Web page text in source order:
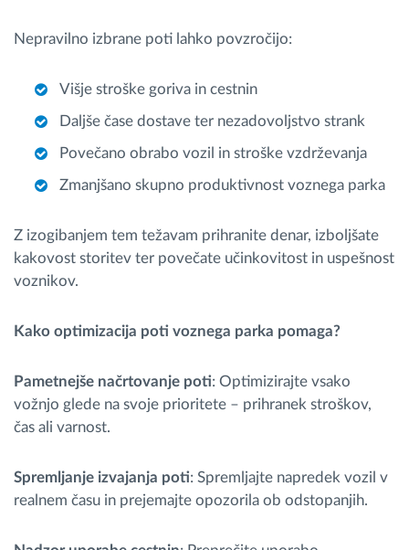
Nepravilno izbrane poti lahko povzročijo:
Višje stroške goriva in cestnin
Daljše čase dostave ter nezadovoljstvo strank
Povečano obrabo vozil in stroške vzdrževanja
Zmanjšano skupno produktivnost voznega parka
Z izogibanjem tem težavam prihranite denar, izboljšate
kakovost storitev ter povečate učinkovitost in uspešnost
voznikov.
Kako optimizacija poti voznega parka pomaga?
Pametnejše načrtovanje poti: Optimizirajte vsako
vožnjo glede na svoje prioritete – prihranek stroškov,
čas ali varnost.
Spremljanje izvajanja poti: Spremljajte napredek vozil v
realnem času in prejemajte opozorila ob odstopanjih.